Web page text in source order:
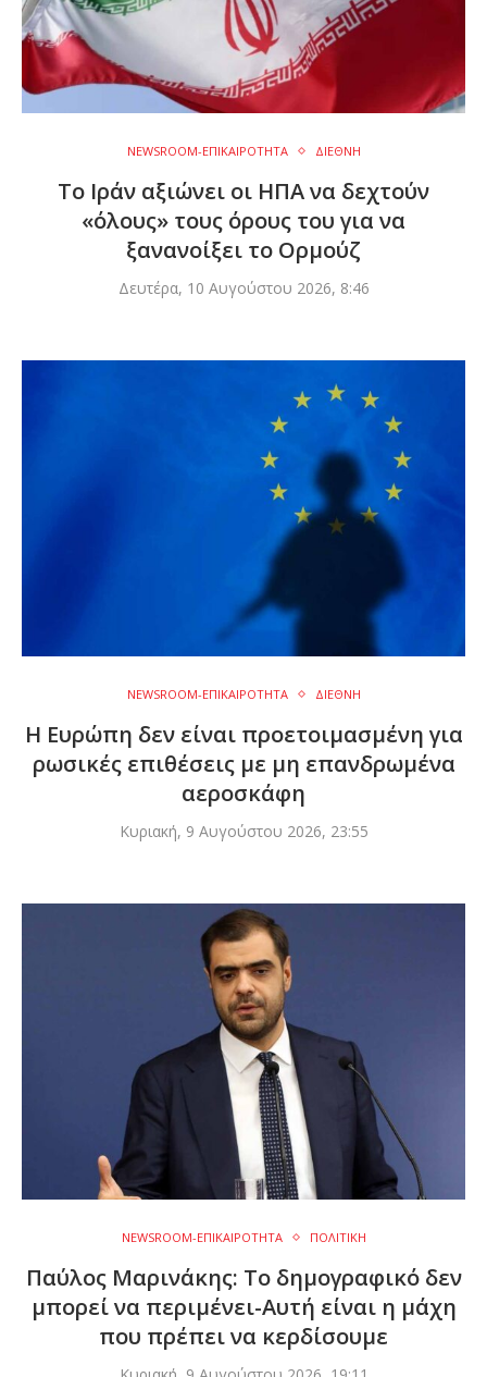
NEWSROOM-ΕΠΙΚΑΙΡΟΤΗΤΑ ΔΙΕΘΝΗ
Το Ιράν αξιώνει οι ΗΠΑ να δεχτούν
«όλους» τους όρους του για να
ξανανοίξει το Ορμούζ
Δευτέρα, 10 Αυγούστου 2026, 8:46
NEWSROOM-ΕΠΙΚΑΙΡΟΤΗΤΑ ΔΙΕΘΝΗ
Η Ευρώπη δεν είναι προετοιμασμένη για
ρωσικές επιθέσεις με μη επανδρωμένα
αεροσκάφη
Κυριακή, 9 Αυγούστου 2026, 23:55
NEWSROOM-ΕΠΙΚΑΙΡΟΤΗΤΑ ΠΟΛΙΤΙΚΗ
Παύλος Μαρινάκης: Το δημογραφικό δεν
μπορεί να περιμένει-Αυτή είναι η μάχη
που πρέπει να κερδίσουμε